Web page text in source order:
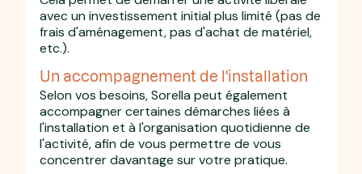
avec un investissement initial plus limité (pas de
frais d'aménagement, pas d'achat de matériel,
etc.).
Un accompagnement de l'installation
Selon vos besoins, Sorella peut également
accompagner certaines démarches liées à
l'installation et à l'organisation quotidienne de
l'activité, afin de vous permettre de vous
concentrer davantage sur votre pratique.